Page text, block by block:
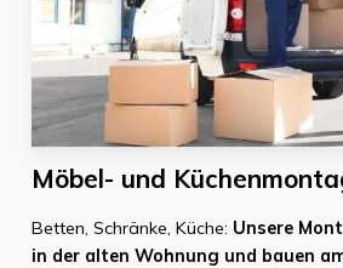
Möbel- und
Betten, Schränke, Küche: Unsere
in der alten Wohnung und bauen